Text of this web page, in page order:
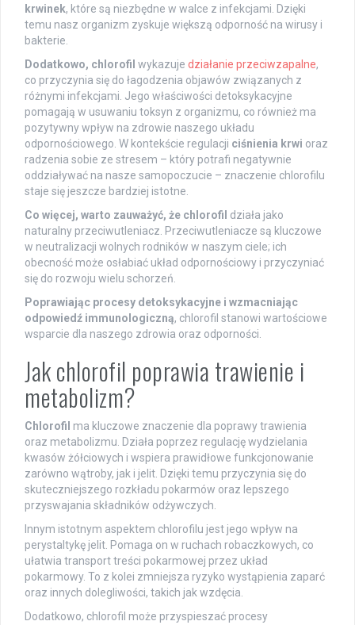
krwinek, które są niezbędne w walce z infekcjami. Dzięki
temu nasz organizm zyskuje większą odporność na wirusy i
bakterie.
Dodatkowo, chlorofil wykazuje działanie przeciwzapalne,
co przyczynia się do łagodzenia objawów związanych z
różnymi infekcjami. Jego właściwości detoksykacyjne
pomagają w usuwaniu toksyn z organizmu, co również ma
pozytywny wpływ na zdrowie naszego układu
odpornościowego. W kontekście regulacji ciśnienia krwi oraz
radzenia sobie ze stresem – który potrafi negatywnie
oddziaływać na nasze samopoczucie – znaczenie chlorofilu
staje się jeszcze bardziej istotne.
Co więcej, warto zauważyć, że chlorofil działa jako
naturalny przeciwutleniacz. Przeciwutleniacze są kluczowe
w neutralizacji wolnych rodników w naszym ciele; ich
obecność może osłabiać układ odpornościowy i przyczyniać
się do rozwoju wielu schorzeń.
Poprawiając procesy detoksykacyjne i wzmacniając
odpowiedź immunologiczną, chlorofil stanowi wartościowe
wsparcie dla naszego zdrowia oraz odporności.
Jak chlorofil poprawia trawienie i
metabolizm?
Chlorofil ma kluczowe znaczenie dla poprawy trawienia
oraz metabolizmu. Działa poprzez regulację wydzielania
kwasów żółciowych i wspiera prawidłowe funkcjonowanie
zarówno wątroby, jak i jelit. Dzięki temu przyczynia się do
skuteczniejszego rozkładu pokarmów oraz lepszego
przyswajania składników odżywczych.
Innym istotnym aspektem chlorofilu jest jego wpływ na
perystaltykę jelit. Pomaga on w ruchach robaczkowych, co
ułatwia transport treści pokarmowej przez układ
pokarmowy. To z kolei zmniejsza ryzyko wystąpienia zaparć
oraz innych dolegliwości, takich jak wzdęcia.
Dodatkowo, chlorofil może przyspieszać procesy